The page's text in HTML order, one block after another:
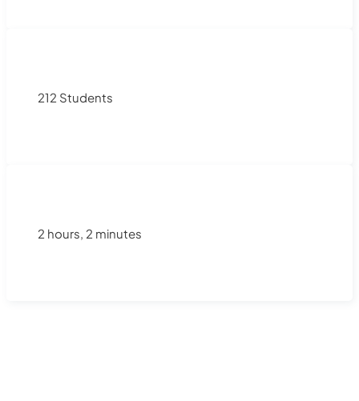
212 Students
2 hours, 2 minutes